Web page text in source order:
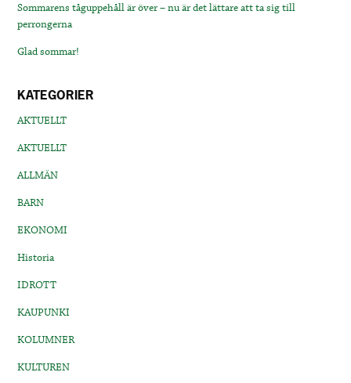
Sommarens tåguppehåll är över – nu är det lättare att ta sig till
perrongerna
Glad sommar!
KATEGORIER
AKTUELLT
AKTUELLT
ALLMÄN
BARN
EKONOMI
Historia
IDROTT
KAUPUNKI
KOLUMNER
KULTUREN